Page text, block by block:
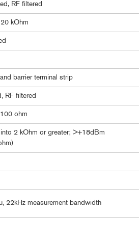
RF filtered
kOhm
barrier terminal strip
RF filtered
ohm
2 kOhm or greater; >+18dBm
22kHz measurement bandwidth